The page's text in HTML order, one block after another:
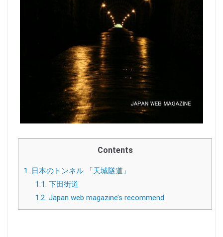
Contents
1.
日本のトンネル 「天城隧道」
1.1. 下田街道
1.2. Japan web magazine’s recommend